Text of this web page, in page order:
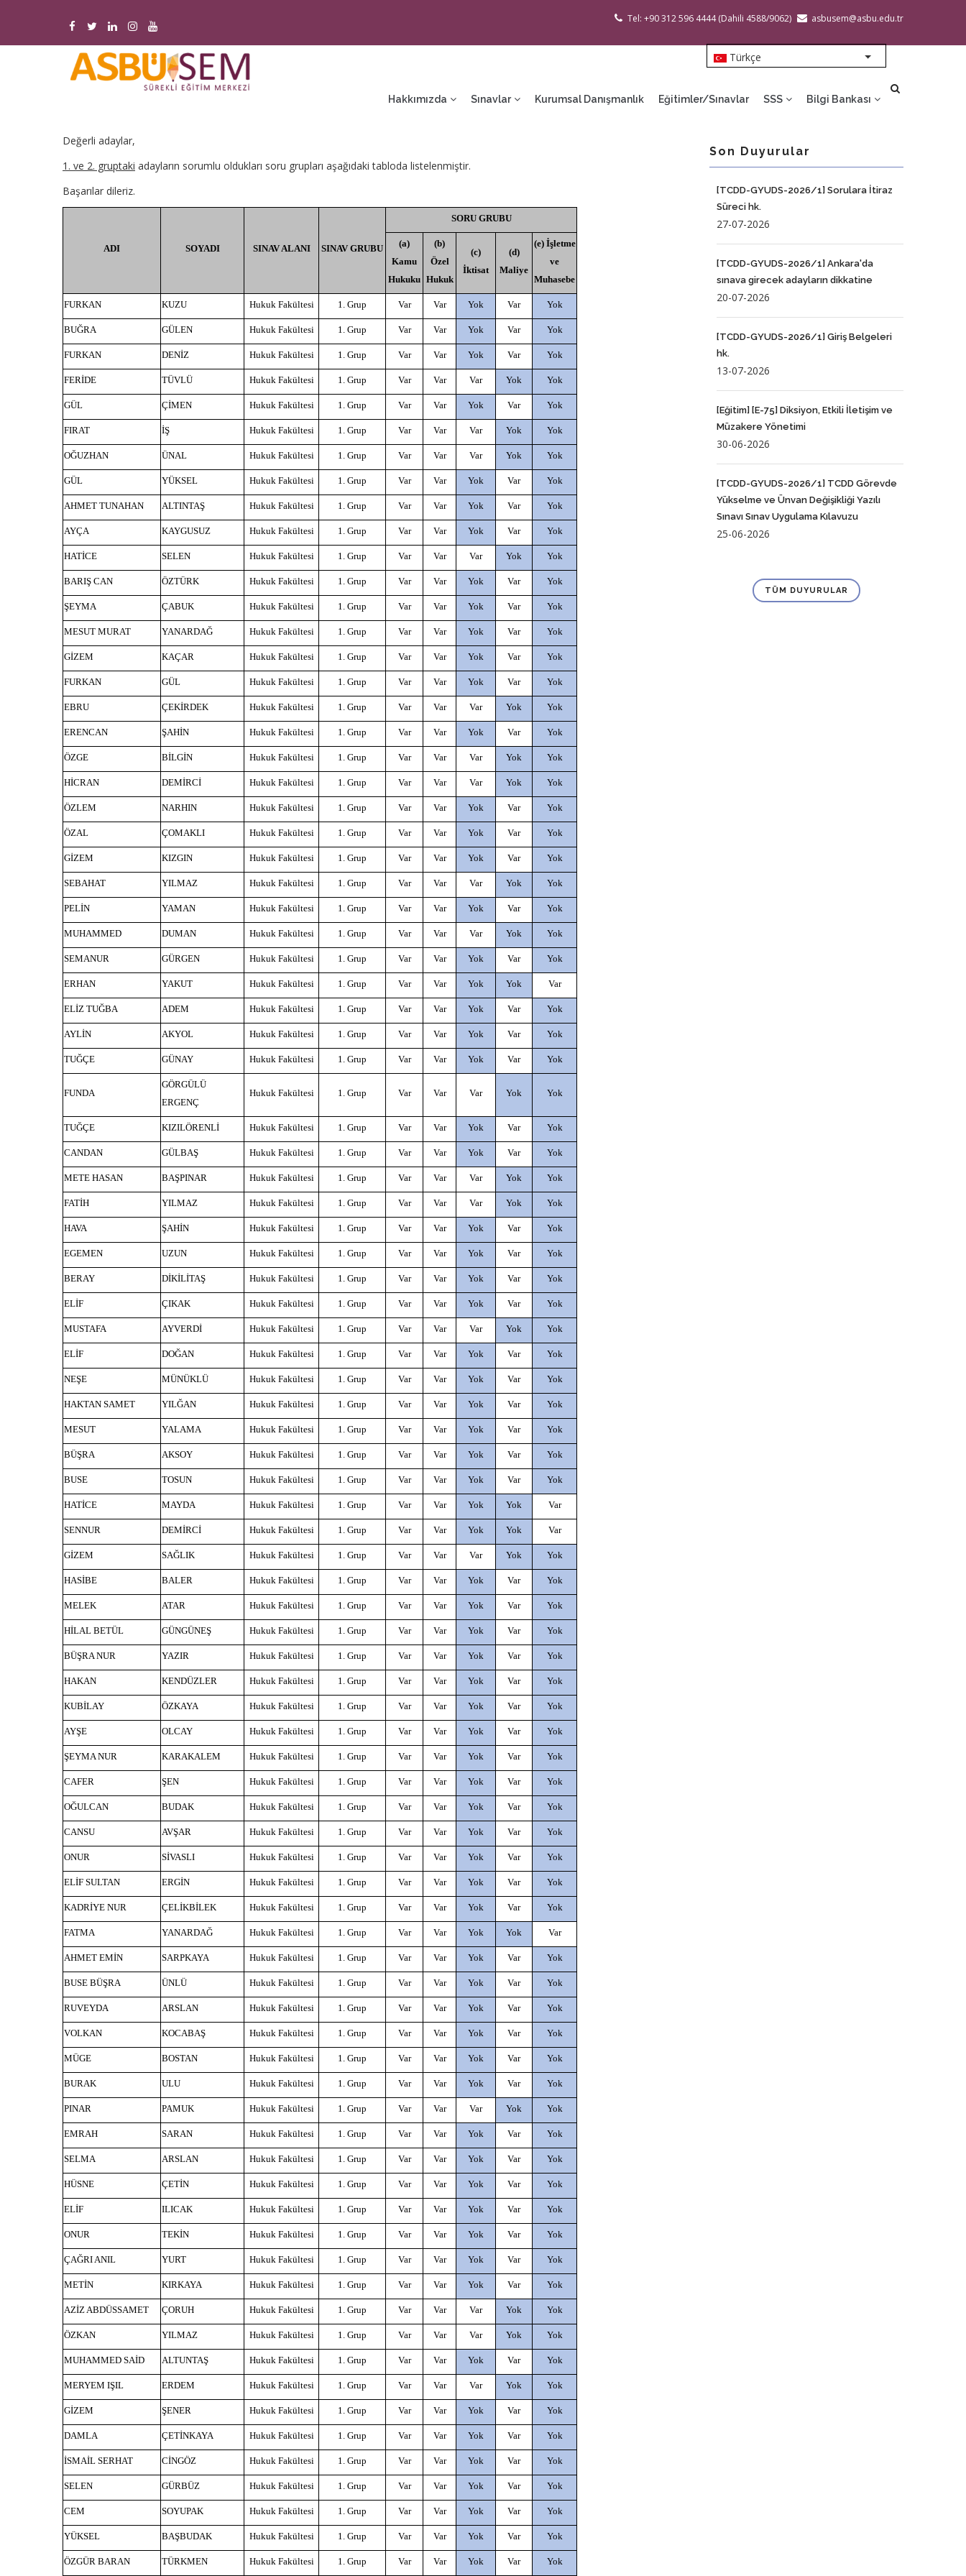
atla
Tel: +90 312 596 4444 (Dahili 4588/9062) asbusem@asbu.edu.tr
Türkçe
List additional
Hakkımızda Sınavlar Kurumsal Danışmanlık Eğitimler/Sınavlar SSS Bilgi Bankası
Değerli adaylar,
1. ve 2. gruptaki adayların sorumlu oldukları soru grupları aşağıdaki tabloda listelenmiştir.
Başarılar dileriz.
ADI SOYADI SINAV ALANI SINAV GRUBU
SORU GRUBU
(a)
Kamu
Hukuku
(b)
Özel
Hukuk
(c)
İktisat
(d)
Maliye
(e) İşletme
ve
Muhasebe
FURKAN KUZU Hukuk Fakültesi 1. Grup Var Var Yok Var Yok
BUĞRA GÜLEN Hukuk Fakültesi 1. Grup Var Var Yok Var Yok
FURKAN DENİZ Hukuk Fakültesi 1. Grup Var Var Yok Var Yok
FERİDE TÜVLÜ Hukuk Fakültesi 1. Grup Var Var Var Yok Yok
GÜL ÇİMEN Hukuk Fakültesi 1. Grup Var Var Yok Var Yok
FIRAT İŞ Hukuk Fakültesi 1. Grup Var Var Var Yok Yok
OĞUZHAN ÜNAL Hukuk Fakültesi 1. Grup Var Var Var Yok Yok
GÜL YÜKSEL Hukuk Fakültesi 1. Grup Var Var Yok Var Yok
AHMET TUNAHAN ALTINTAŞ Hukuk Fakültesi 1. Grup Var Var Yok Var Yok
AYÇA KAYGUSUZ Hukuk Fakültesi 1. Grup Var Var Yok Var Yok
HATİCE SELEN Hukuk Fakültesi 1. Grup Var Var Var Yok Yok
BARIŞ CAN ÖZTÜRK Hukuk Fakültesi 1. Grup Var Var Yok Var Yok
ŞEYMA ÇABUK Hukuk Fakültesi 1. Grup Var Var Yok Var Yok
MESUT MURAT YANARDAĞ Hukuk Fakültesi 1. Grup Var Var Yok Var Yok
GİZEM KAÇAR Hukuk Fakültesi 1. Grup Var Var Yok Var Yok
FURKAN GÜL Hukuk Fakültesi 1. Grup Var Var Yok Var Yok
EBRU ÇEKİRDEK Hukuk Fakültesi 1. Grup Var Var Var Yok Yok
ERENCAN ŞAHİN Hukuk Fakültesi 1. Grup Var Var Yok Var Yok
ÖZGE BİLGİN Hukuk Fakültesi 1. Grup Var Var Var Yok Yok
HİCRAN DEMİRCİ Hukuk Fakültesi 1. Grup Var Var Var Yok Yok
ÖZLEM NARHIN Hukuk Fakültesi 1. Grup Var Var Yok Var Yok
ÖZAL ÇOMAKLI Hukuk Fakültesi 1. Grup Var Var Yok Var Yok
GİZEM KIZGIN Hukuk Fakültesi 1. Grup Var Var Yok Var Yok
SEBAHAT YILMAZ Hukuk Fakültesi 1. Grup Var Var Var Yok Yok
PELİN YAMAN Hukuk Fakültesi 1. Grup Var Var Yok Var Yok
MUHAMMED DUMAN Hukuk Fakültesi 1. Grup Var Var Var Yok Yok
SEMANUR GÜRGEN Hukuk Fakültesi 1. Grup Var Var Yok Var Yok
ERHAN YAKUT Hukuk Fakültesi 1. Grup Var Var Yok Yok Var
ELİZ TUĞBA ADEM Hukuk Fakültesi 1. Grup Var Var Yok Var Yok
AYLİN AKYOL Hukuk Fakültesi 1. Grup Var Var Yok Var Yok
TUĞÇE GÜNAY Hukuk Fakültesi 1. Grup Var Var Yok Var Yok
FUNDA
GÖRGÜLÜ
ERGENÇ
Hukuk Fakültesi 1. Grup Var Var Var Yok Yok
TUĞÇE KIZILÖRENLİ Hukuk Fakültesi 1. Grup Var Var Yok Var Yok
CANDAN GÜLBAŞ Hukuk Fakültesi 1. Grup Var Var Yok Var Yok
METE HASAN BAŞPINAR Hukuk Fakültesi 1. Grup Var Var Var Yok Yok
FATİH YILMAZ Hukuk Fakültesi 1. Grup Var Var Var Yok Yok
HAVA ŞAHİN Hukuk Fakültesi 1. Grup Var Var Yok Var Yok
EGEMEN UZUN Hukuk Fakültesi 1. Grup Var Var Yok Var Yok
BERAY DİKİLİTAŞ Hukuk Fakültesi 1. Grup Var Var Yok Var Yok
ELİF ÇIKAK Hukuk Fakültesi 1. Grup Var Var Yok Var Yok
MUSTAFA AYVERDİ Hukuk Fakültesi 1. Grup Var Var Var Yok Yok
ELİF DOĞAN Hukuk Fakültesi 1. Grup Var Var Yok Var Yok
NEŞE MÜNÜKLÜ Hukuk Fakültesi 1. Grup Var Var Yok Var Yok
HAKTAN SAMET YILĞAN Hukuk Fakültesi 1. Grup Var Var Yok Var Yok
MESUT YALAMA Hukuk Fakültesi 1. Grup Var Var Yok Var Yok
BÜŞRA AKSOY Hukuk Fakültesi 1. Grup Var Var Yok Var Yok
BUSE TOSUN Hukuk Fakültesi 1. Grup Var Var Yok Var Yok
HATİCE MAYDA Hukuk Fakültesi 1. Grup Var Var Yok Yok Var
SENNUR DEMİRCİ Hukuk Fakültesi 1. Grup Var Var Yok Yok Var
GİZEM SAĞLIK Hukuk Fakültesi 1. Grup Var Var Var Yok Yok
HASİBE BALER Hukuk Fakültesi 1. Grup Var Var Yok Var Yok
MELEK ATAR Hukuk Fakültesi 1. Grup Var Var Yok Var Yok
HİLAL BETÜL GÜNGÜNEŞ Hukuk Fakültesi 1. Grup Var Var Yok Var Yok
BÜŞRA NUR YAZIR Hukuk Fakültesi 1. Grup Var Var Yok Var Yok
HAKAN KENDÜZLER Hukuk Fakültesi 1. Grup Var Var Yok Var Yok
KUBİLAY ÖZKAYA Hukuk Fakültesi 1. Grup Var Var Yok Var Yok
AYŞE OLCAY Hukuk Fakültesi 1. Grup Var Var Yok Var Yok
ŞEYMA NUR KARAKALEM Hukuk Fakültesi 1. Grup Var Var Yok Var Yok
CAFER ŞEN Hukuk Fakültesi 1. Grup Var Var Yok Var Yok
OĞULCAN BUDAK Hukuk Fakültesi 1. Grup Var Var Yok Var Yok
CANSU AVŞAR Hukuk Fakültesi 1. Grup Var Var Yok Var Yok
ONUR SİVASLI Hukuk Fakültesi 1. Grup Var Var Yok Var Yok
ELİF SULTAN ERGİN Hukuk Fakültesi 1. Grup Var Var Yok Var Yok
KADRİYE NUR ÇELİKBİLEK Hukuk Fakültesi 1. Grup Var Var Yok Var Yok
FATMA YANARDAĞ Hukuk Fakültesi 1. Grup Var Var Yok Yok Var
AHMET EMİN SARPKAYA Hukuk Fakültesi 1. Grup Var Var Yok Var Yok
BUSE BÜŞRA ÜNLÜ Hukuk Fakültesi 1. Grup Var Var Yok Var Yok
RUVEYDA ARSLAN Hukuk Fakültesi 1. Grup Var Var Yok Var Yok
VOLKAN KOCABAŞ Hukuk Fakültesi 1. Grup Var Var Yok Var Yok
MÜGE BOSTAN Hukuk Fakültesi 1. Grup Var Var Yok Var Yok
BURAK ULU Hukuk Fakültesi 1. Grup Var Var Yok Var Yok
PINAR PAMUK Hukuk Fakültesi 1. Grup Var Var Var Yok Yok
EMRAH SARAN Hukuk Fakültesi 1. Grup Var Var Yok Var Yok
SELMA ARSLAN Hukuk Fakültesi 1. Grup Var Var Yok Var Yok
HÜSNE ÇETİN Hukuk Fakültesi 1. Grup Var Var Yok Var Yok
ELİF ILICAK Hukuk Fakültesi 1. Grup Var Var Yok Var Yok
ONUR TEKİN Hukuk Fakültesi 1. Grup Var Var Yok Var Yok
ÇAĞRI ANIL YURT Hukuk Fakültesi 1. Grup Var Var Yok Var Yok
METİN KIRKAYA Hukuk Fakültesi 1. Grup Var Var Yok Var Yok
AZİZ ABDÜSSAMET ÇORUH Hukuk Fakültesi 1. Grup Var Var Var Yok Yok
ÖZKAN YILMAZ Hukuk Fakültesi 1. Grup Var Var Var Yok Yok
MUHAMMED SAİD ALTUNTAŞ Hukuk Fakültesi 1. Grup Var Var Yok Var Yok
MERYEM IŞIL ERDEM Hukuk Fakültesi 1. Grup Var Var Var Yok Yok
GİZEM ŞENER Hukuk Fakültesi 1. Grup Var Var Yok Var Yok
DAMLA ÇETİNKAYA Hukuk Fakültesi 1. Grup Var Var Yok Var Yok
İSMAİL SERHAT CİNGÖZ Hukuk Fakültesi 1. Grup Var Var Yok Var Yok
SELEN GÜRBÜZ Hukuk Fakültesi 1. Grup Var Var Yok Var Yok
CEM SOYUPAK Hukuk Fakültesi 1. Grup Var Var Yok Var Yok
YÜKSEL BAŞBUDAK Hukuk Fakültesi 1. Grup Var Var Yok Var Yok
ÖZGÜR BARAN TÜRKMEN Hukuk Fakültesi 1. Grup Var Var Yok Var Yok
Son Duyurular
[TCDD-GYUDS-2026/1] Sorulara İtiraz
Süreci hk.
27-07-2026
[TCDD-GYUDS-2026/1] Ankara'da
sınava girecek adayların dikkatine
20-07-2026
[TCDD-GYUDS-2026/1] Giriş Belgeleri
hk.
13-07-2026
[Eğitim] [E-75] Diksiyon, Etkili İletişim ve
Müzakere Yönetimi
30-06-2026
[TCDD-GYUDS-2026/1] TCDD Görevde
Yükselme ve Ünvan Değişikliği Yazılı
Sınavı Sınav Uygulama Kılavuzu
25-06-2026
TÜM DUYURULAR